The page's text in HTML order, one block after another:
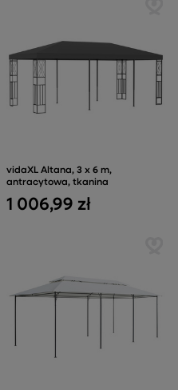
vidaXL Altana, 3 x 6 m,
antracytowa, tkanina
1 006,99 zł